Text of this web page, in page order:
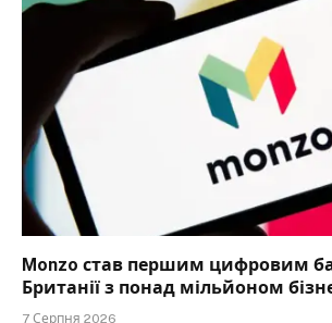
Monzo став першим цифровим
Британії з понад мільйоном
7 Серпня 2026